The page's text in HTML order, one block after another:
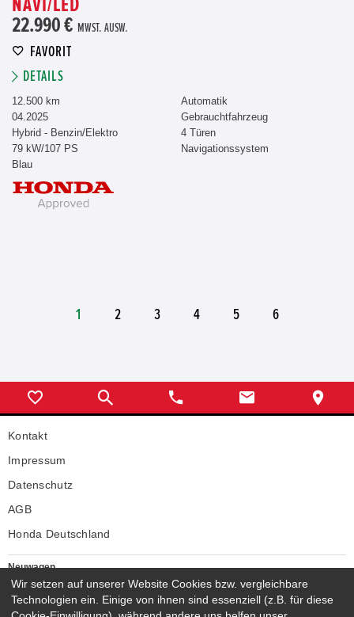
NAVI/LED
22.990 € MWST. AUSW.
FAVORIT
DETAILS
12.500 km
04.2025
Hybrid - Benzin/Elektro
79 kW/107 PS
Blau
Automatik
Gebrauchtfahrzeug
4 Türen
Navigationssystem
1 2 3 4 5 6
Kontakt
Impressum
Datenschutz
AGB
Honda Deutschland
Neuwagen
Honda Neuwagen
Gebrauchtwagen
Wir setzen auf unserer Website Cookies bzw. vergleichbare
Technologien ein. Einige von ihnen sind essenziell (z.B. für diese